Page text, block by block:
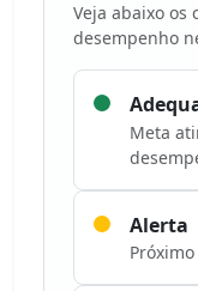
Veja abaixo
desempenho
Meta
Alerta